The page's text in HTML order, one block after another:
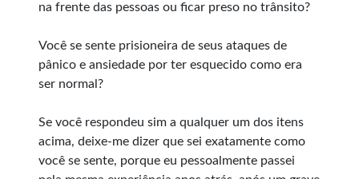
na frente das pessoas ou ficar preso no trânsito?
Você se sente prisioneira de seus ataques de
pânico e ansiedade por ter esquecido como era
ser normal?
Se você respondeu sim a qualquer um dos itens
acima, deixe-me dizer que sei exatamente como
você se sente, porque eu pessoalmente passei